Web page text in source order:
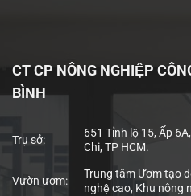
CT CP NÔNG NGHIỆP
BÌNH
Trụ sở:
651 Tỉnh lộ 15, Ấp
Chi, TP HCM.
Vườn ươm:
Trung tâm Ươm tạo
nghệ cao, Khu nông